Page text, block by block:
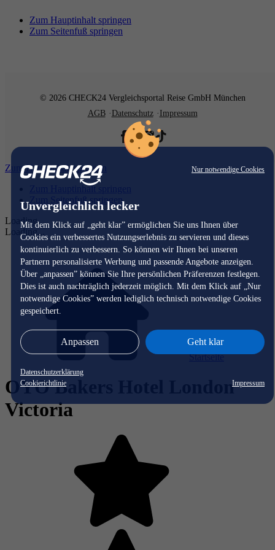
Nur notwendige Cookies
Unvergleichlich lecker
Mit dem Klick auf „geht klar” ermöglichen Sie uns Ihnen über
Cookies ein verbessertes Nutzungserlebnis zu servieren und dieses
kontinuierlich zu verbessern. So können wir Ihnen bei unseren
Partnern personalisierte Werbung und passende Angebote anzeigen.
Über „anpassen” können Sie Ihre persönlichen Präferenzen festlegen.
Dies ist auch nachträglich jederzeit möglich. Mit dem Klick auf „Nur
notwendige Cookies” werden lediglich technisch notwendige Cookies
gespeichert.
Anpassen Geht klar
Datenschutzerklärung
Cookierichtlinie
Impressum
Zum Hauptinhalt springen
Zum Seitenfuß springen
© 2026 CHECK24 Vergleichsportal Reise GmbH München
AGB
Datenschutz Impressum
Zum Hauptinhalt springen
Zum Hauptinhalt springen
Zum Seitenfuß springen
Loading...
Loading...
Startseite
OYO Bakers Hotel London
Victoria